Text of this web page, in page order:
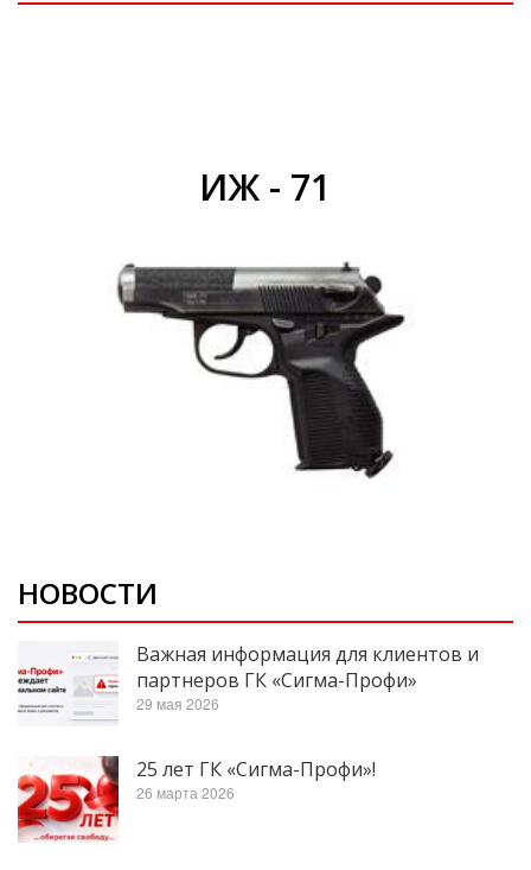
ИЖ - 71
НОВОСТИ
Важная информация для клиентов и
партнеров ГК «Сигма-Профи»
29 мая 2026
25 лет ГК «Сигма-Профи»!
26 марта 2026